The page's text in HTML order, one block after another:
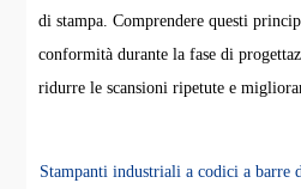
di stampa. Comprendere questi
conformità durante la fase di
ridurre le scansioni ripetute e
Stampanti industriali a codici a barre